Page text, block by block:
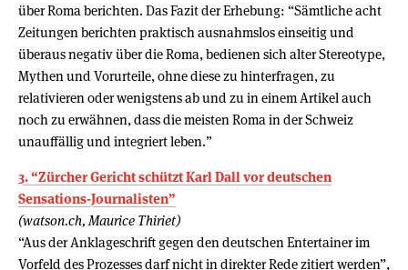
über Roma berichten. Das Fazit der Erhebung: “Sämtliche acht
Zeitungen berichten praktisch ausnahmslos einseitig und
überaus negativ über die Roma, bedienen sich alter Stereotype,
Mythen und Vorurteile, ohne diese zu hinterfragen, zu
relativieren oder wenigstens ab und zu in einem Artikel auch
noch zu erwähnen, dass die meisten Roma in der Schweiz
unauffällig und integriert leben.”
3. “Zürcher Gericht schützt Karl Dall vor deutschen
Sensations-Journalisten”
(watson.ch, Maurice Thiriet)
“Aus der Anklageschrift gegen den deutschen Entertainer im
Vorfeld des Prozesses darf nicht in direkter Rede zitiert werden”,